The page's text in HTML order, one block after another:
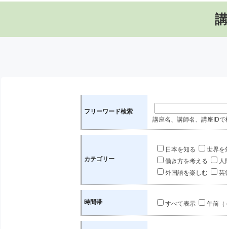
フリーワード検索
講座名、講師名、講座IDで
カテゴリー
日本を知る
世界を
働き方を考える
人
外国語を楽しむ
芸
時間帯 すべて表示 午前（